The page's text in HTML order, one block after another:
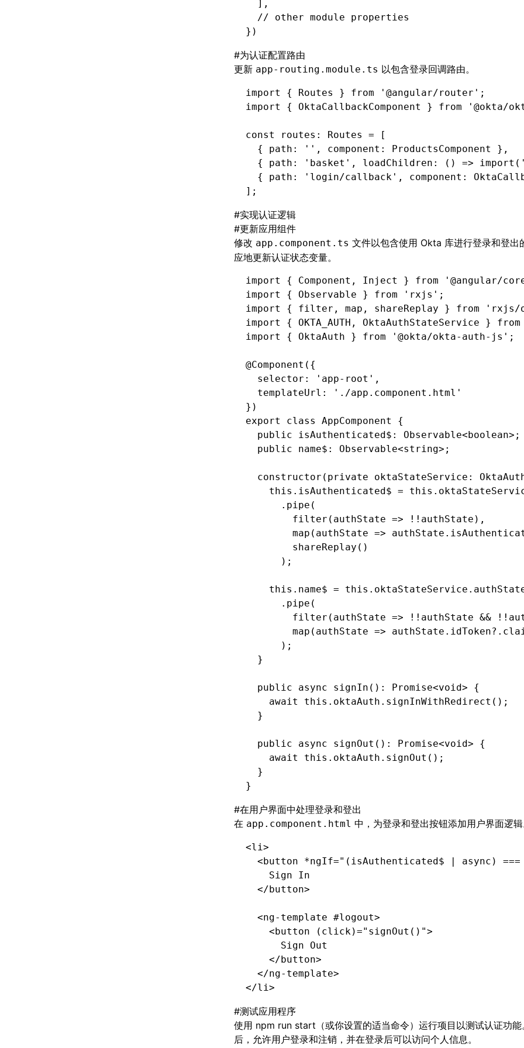
  ]
,
  // other module properties
})
#为认证配置路由
更新 app-routing.module.ts 以包含登录回调路由。
import { Routes } from '@angular/router' ;
import
{ OktaCallbackComponent } from '@okta/
const routes : Routes = [
  { path
: '' , component : ProductsComponent } ,
  { path
: 'basket' , loadChildren : () => import (
  { path
: 'login/callback' , component :
];
#实现认证逻辑
#更新应用组件
修改 app.component.ts 文件以包含使用 Okta 库进行登录和登出
应地更新认证状态变量。
import { Component , Inject } from '@angular/
import
{ Observable } from 'rxjs' ;
import
{ filter , map , shareReplay } from 'rxjs/
import
{ OKTA_AUTH , OktaAuthStateService } from
import
{ OktaAuth } from '@okta/okta-auth-js' ;
@Component ({
  selector
: 'app-root' ,
  templateUrl
:
'./app.component.html'
})
export
class AppComponent
{
  public
isAuthenticated$ : Observable<boolean>;
  public
name$ : Observable<string>;
  constructor
( private oktaStateService :
    this
.isAuthenticated$ = this .
      .pipe
(
        filter
(authState => !! authState) ,
        map
(authState => authState
        shareReplay
()
      );
    this
.name$ = this . oktaStateService
      .pipe
(
        filter
(authState => !! authState && !!
        map
(authState => authState . idToken?.
      );
  }
  public
async signIn () : Promise<void> {
    await
this . oktaAuth .signInWithRedirect ();
  }
  public
async signOut () : Promise<void> {
    await
this . oktaAuth .signOut ();
  }
}
#在用户界面中处理登录和登出
在 app.component.html 中，为登录和登出按钮添加用户界面逻辑
<li>
  <
button *ngIf="(isAuthenticated$ | async)
    Sign In
  </
button>
  <
ng-template #logout>
    <
button (click)="signOut()">
      Sign Out
    </
button>
  </
ng-template>
</li>
#测试应用程序
使用 npm run start（或你设置的适当命令）运行项目以测试认证功能
后，允许用户登录和注销，并在登录后可以访问个人信息。